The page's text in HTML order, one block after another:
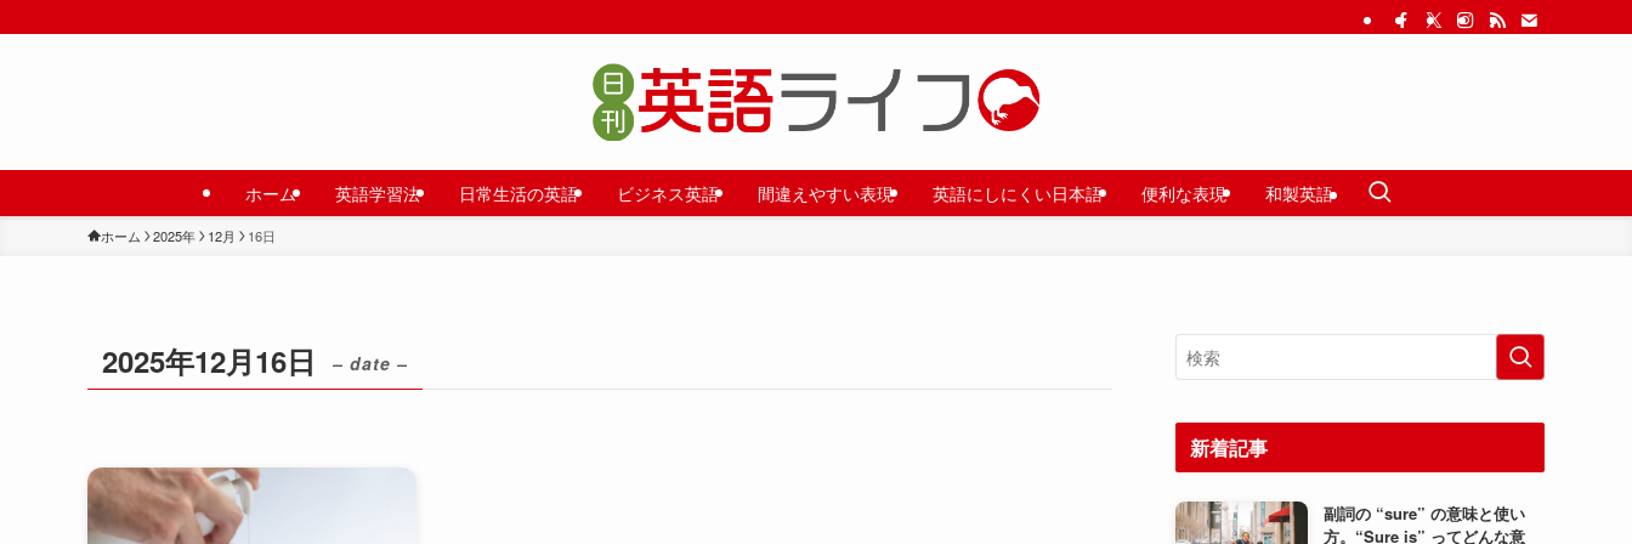
ホーム 英語学習法 日常生活の英語 ビジネス英語 間違えやすい表現 英語にしにくい日本語 便利な表現 和製英語
ホーム 2025年 12月 16日
2025年12月16日 – date –
新着記事
副詞の “sure” の意味と使い
方。“Sure is” ってどんな意